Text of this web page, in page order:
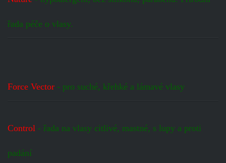
řada péče o vlasy.
Force Vector - pro suché, křehké a lámavé vlasy
Control - řada na vlasy citlivé, mastné, s lupy a proti
padání